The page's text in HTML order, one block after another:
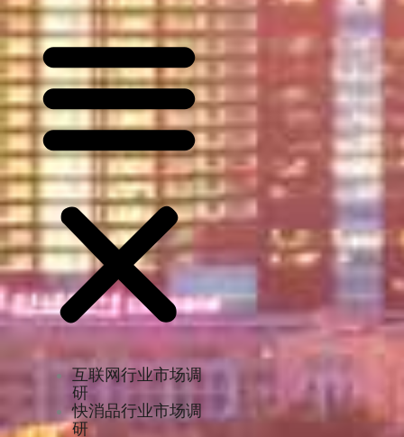
互联网行业市场调
研
快消品行业市场调
研